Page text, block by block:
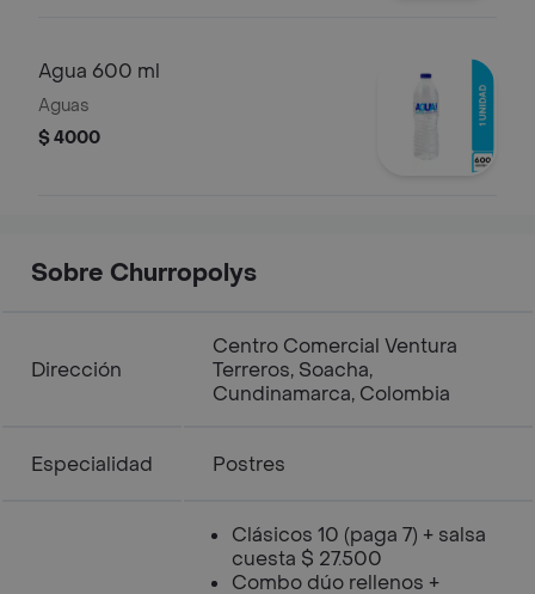
Agua 600 ml
Aguas
$ 4000
Sobre Churropolys
Dirección
Centro Comercial Ventura
Terreros, Soacha,
Cundinamarca, Colombia
Especialidad Postres
Clásicos 10 (paga 7) + salsa
cuesta $ 27.500
Combo dúo rellenos +